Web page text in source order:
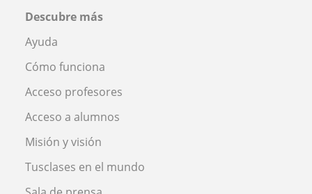
Descubre más
Ayuda
Cómo funciona
Acceso profesores
Acceso a alumnos
Misión y visión
Tusclases en el mundo